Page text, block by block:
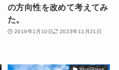
の方向性を改めて考えてみ
た。
2019年1月10日 2023年11月21日